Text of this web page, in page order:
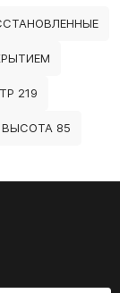
219
85